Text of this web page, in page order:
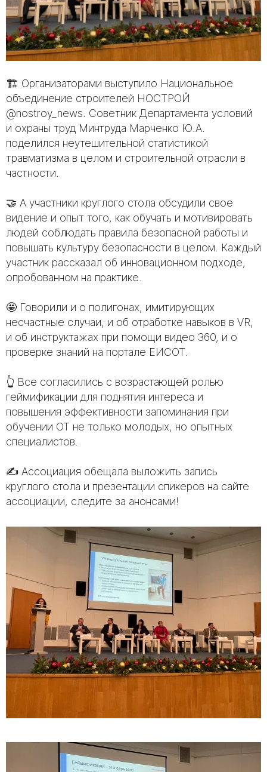
🏗️ Организаторами выступило Национальное
объединение строителей НОСТРОЙ
@nostroy_news. Советник Департамента условий
и охраны труд Минтруда Марченко Ю.А.
поделился неутешительной статистикой
травматизма в целом и строительной отрасли в
частности.
🤝 А участники круглого стола обсудили свое
видение и опыт того, как обучать и мотивировать
людей соблюдать правила безопасной работы и
повышать культуру безопасности в целом. Каждый
участник рассказал об инновационном подходе,
опробованном на практике.
🤩 Говорили и о полигонах, имитирующих
несчастные случаи, и об отработке навыков в VR,
и об инструктажах при помощи видео 360, и о
проверке знаний на портале ЕИСОТ.
👆 Все согласились с возрастающей ролью
геймификации для поднятия интереса и
повышения эффективности запоминания при
обучении ОТ не только молодых, но опытных
специалистов.
✍️ Ассоциация обещала выложить запись
круглого стола и презентации спикеров на сайте
ассоциации, следите за анонсами!